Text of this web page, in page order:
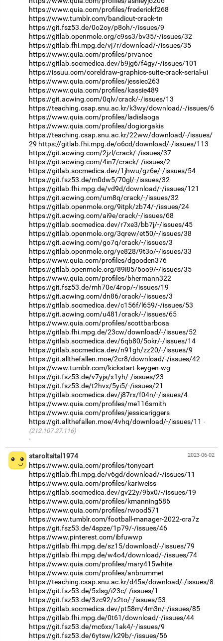
https://www.quia.com/profiles/frederickf268
https://www.tumblr.com/bandicut-crack-tn
https://git.fsz53.de/0o2oy/p8oh/-/issues/9
https://gitlab.openmole.org/c9ss3/bv35/-/issues/32
https://gitlab.fhi.mpg.de/vj7r/download/-/issues/35
https://www.quia.com/profiles/prvance
https://gitlab.socmedica.dev/b9jg6/f4gy/-/issues/101
https://issuu.com/coreldraw-graphics-suite-crack-serial-ui
https://www.quia.com/profiles/jessiec263
https://www.quia.com/profiles/kassie489
https://git.acwing.com/0qlv/crack/-/issues/13
https://teaching.csap.snu.ac.kr/k3wy/download/-/issues/6
https://www.quia.com/profiles/ladislaoga
https://www.quia.com/profiles/dogiorgakis
https://teaching.csap.snu.ac.kr/22ww/download/-/issues/
29 https://gitlab.fhi.mpg.de/o6cd/download/-/issues/113
https://git.acwing.com/2jzl/crack/-/issues/37
https://git.acwing.com/4in7/crack/-/issues/2
https://gitlab.socmedica.dev/1jhwu/gz6e/-/issues/54
https://git.fsz53.de/m0dw5/70gl/-/issues/32
https://gitlab.fhi.mpg.de/vd9d/download/-/issues/121
https://git.acwing.com/um8q/crack/-/issues/32
https://gitlab.openmole.org/9itpk/zb74/-/issues/24
https://git.acwing.com/ai9e/crack/-/issues/68
https://gitlab.socmedica.dev/r7xe3/bb7j/-/issues/45
https://gitlab.openmole.org/3qrew/et50/-/issues/38
https://git.acwing.com/go7q/crack/-/issues/3
https://gitlab.openmole.org/ye828/9t3o/-/issues/33
https://www.quia.com/profiles/dgooden376
https://gitlab.openmole.org/89i85/6oo9/-/issues/35
https://www.quia.com/profiles/bhermann322
https://git.fsz53.de/mh70e/4rop/-/issues/19
https://git.acwing.com/dn86/crack/-/issues/3
https://gitlab.socmedica.dev/c156f/l659/-/issues/53
https://git.acwing.com/u481/crack/-/issues/65
https://www.quia.com/profiles/scottbarbosa
https://gitlab.fhi.mpg.de/23cw/download/-/issues/52
https://gitlab.socmedica.dev/6qb80/5okr/-/issues/14
https://gitlab.socmedica.dev/n91gh/zz20/-/issues/9
https://git.allthefallen.moe/2cr8/download/-/issues/42
https://www.tumblr.com/kickstart-keygen-wg
https://git.fsz53.de/v7yjs/x1yh/-/issues/23
https://git.fsz53.de/t2hvx/5yi5/-/issues/21
https://gitlab.socmedica.dev/j87rx/f04n/-/issues/4
https://www.quia.com/profiles/me116smith
https://www.quia.com/profiles/jessicariggers
https://git.allthefallen.moe/4vhq/download/-/issues/11
(212.107.27.116)
·
2023-06-02
staroltsital1974
https://www.quia.com/profiles/tonycart
https://gitlab.fhi.mpg.de/v6gd/download/-/issues/11
https://www.quia.com/profiles/kariweiss
https://gitlab.socmedica.dev/gv22y/9bx0/-/issues/19
https://www.quia.com/profiles/kmanning586
https://www.quia.com/profiles/rwood571
https://www.tumblr.com/football-manager-2022-cra7z
https://git.fsz53.de/4spze/1p79/-/issues/46
https://www.pinterest.com/ibfuwwp
https://gitlab.fhi.mpg.de/sz15/download/-/issues/79
https://gitlab.fhi.mpg.de/w4o4/download/-/issues/74
https://www.quia.com/profiles/mary415white
https://www.quia.com/profiles/anbrummet
https://teaching.csap.snu.ac.kr/d45a/download/-/issues/8
https://git.fsz53.de/5xlsg/i23c/-/issues/1
https://git.fsz53.de/3zc92/x2to/-/issues/53
https://gitlab.socmedica.dev/pt58m/4m3n/-/issues/85
https://gitlab.fhi.mpg.de/0t61/download/-/issues/44
https://git.fsz53.de/mc6xx/1ak4/-/issues/9
https://git.fsz53.de/6ytsw/k29b/-/issues/56